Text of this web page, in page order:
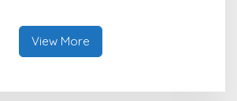
View More